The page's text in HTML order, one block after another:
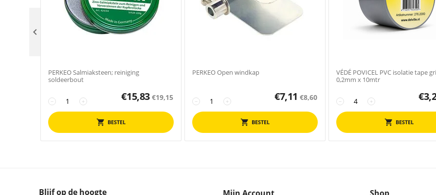
PERKEO Salmiaksteen; reiniging
soldeerbout
+
− €15,83 €19,15
BESTEL
PERKEO Open windkap
+
− €7,11 €8,60
BESTEL
VÉDÉ POVICEL PVC isolatie tape
0,2mm x 10mtr
+
− €
BESTEL

Blijf op de hoogte